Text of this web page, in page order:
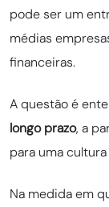
pode ser um
médias
financeiras.
A questão é
longo prazo, a
para uma
Na medida em